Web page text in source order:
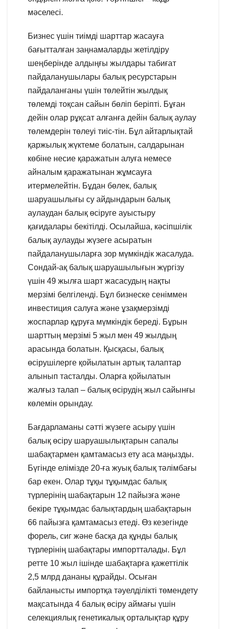
мәселесі.
Бизнес үшін тиімді шарттар жасауға
бағытталған заңнамаларды жетілдіру
шеңберінде алдыңғы жылдары табиғат
пайдаланушылары балық ресурстарын
пайдаланғаны үшін төлейтін жылдық
төлемді тоқсан сайын бөліп беріпті. Бұған
дейін олар рұқсат алғанға дейін балық аулау
төлемдерін төлеуі тиіс-тін. Бұл айтарлықтай
қаржылық жүктеме болатын, салдарынан
көбіне несие қаражатын алуға немесе
айналым қаражатынан жұмсауға
итермелейтін. Бұдан бөлек, балық
шаруашылығы су айдындарын балық
аулаудан балық өсіруге ауыстыру
қағидалары бекітілді. Осылайша, кәсіпшілік
балық аулауды жүзеге асыратын
пайдаланушыларға зор мүмкіндік жасалуда.
Сондай-ақ балық шаруашылығын жүргізу
үшін 49 жылға шарт жасасудың нақты
мерзімі белгіленді. Бұл бизнеске сеніммен
инвестиция салуға және ұзақмерзімді
жоспарлар құруға мүмкіндік береді. Бұрын
шарттың мерзімі 5 жыл мен 49 жылдың
арасында болатын. Қысқасы, балық
өсірушілерге қойылатын артық талаптар
алынып тасталды. Оларға қойылатын
жалғыз талап – балық өсірудің жыл сайынғы
көлемін орындау.
Бағдарламаны сәтті жүзеге асыру үшін
балық өсіру шаруашылықтарын сапалы
шабақтармен қамтамасыз ету аса маңызды.
Бүгінде елімізде 20-ға жуық балық тәлімбағы
бар екен. Олар тұқы тұқымдас балық
түрлерінің шабақтарын 12 пайызға және
бекіре тұқымдас балықтардың шабақтарын
66 пайызға қамтамасыз етеді. Өз кезегінде
форель, сиг және басқа да құнды балық
түрлерінің шабақтары импортталады. Бұл
ретте 10 жыл ішінде шабақтарға қажеттілік
2,5 млрд дананы құрайды. Осыған
байланысты импортқа тәуелділікті төмендету
мақсатында 4 балық өсіру аймағы үшін
селекциялық генетикалық орталықтар құру